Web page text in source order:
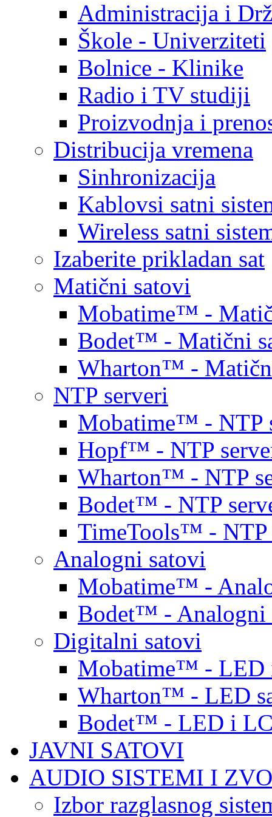
Administracija i
Škole - Univerziteti
Bolnice - Klinike
Radio i TV studiji
Proizvodnja i
Distribucija vremena
Sinhronizacija
Kablovsi satni
Wireless satni
Izaberite prikladan sat
Matični satovi
Mobatime™ -
Bodet™ - Matični
Wharton™ -
NTP serveri
Mobatime™ - NTP
Hopf™ - NTP
Wharton™ - NTP
Bodet™ - NTP
TimeTools™ - NTP
Analogni satovi
Mobatime™ -
Bodet™ - Analogni
Digitalni satovi
Mobatime™ - LED
Wharton™ - LED
Bodet™ - LED i
JAVNI SATOVI
AUDIO SISTEMI I
Izbor razglasnog